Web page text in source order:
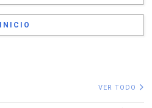
INICIO
VER TODO